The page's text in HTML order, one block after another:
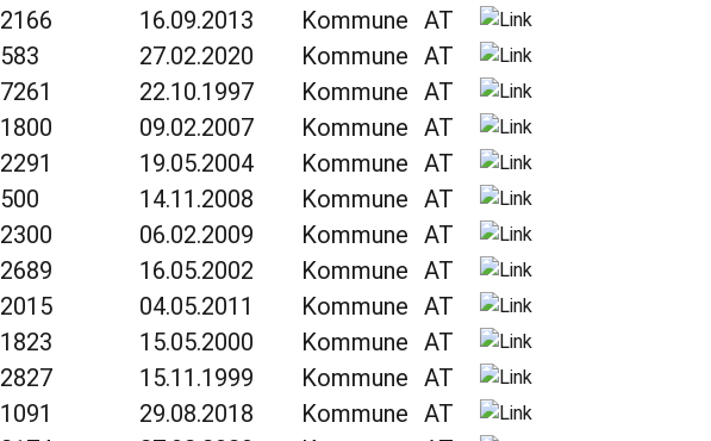
2166 16.09.2013 Kommune AT
583 27.02.2020 Kommune AT
7261 22.10.1997 Kommune AT
1800 09.02.2007 Kommune AT
2291 19.05.2004 Kommune AT
500 14.11.2008 Kommune AT
2300 06.02.2009 Kommune AT
2689 16.05.2002 Kommune AT
2015 04.05.2011 Kommune AT
1823 15.05.2000 Kommune AT
2827 15.11.1999 Kommune AT
1091 29.08.2018 Kommune AT